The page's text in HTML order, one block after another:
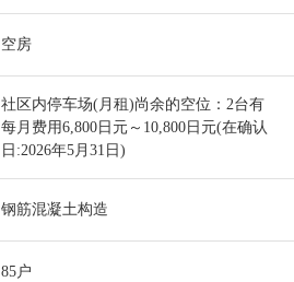
空房
社区内停车场(月租)尚余的空位：2台有
每月费用6,800日元～10,800日元(在确认
日:2026年5月31日)
钢筋混凝土构造
85户